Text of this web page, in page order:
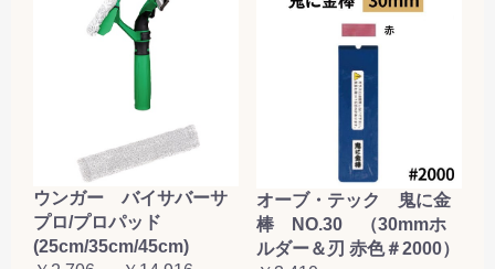
ウンガー バイサバーサ
プロ/プロパッド
(25cm/35cm/45cm)
オーブ・テック 鬼に金
棒 NO.30 （30mmホ
ルダー＆刃 赤色＃2000）